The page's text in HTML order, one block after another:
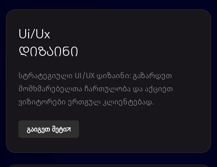
Ui/Ux
დიზაინი
სტრატეგიული UI/UX დიზაინი: გაზარდეთ
მომხმარებელთა ჩართულობა და აქციეთ
ვიზიტორები ერთგულ კლიენტებად.
გაიგეთ მეტი